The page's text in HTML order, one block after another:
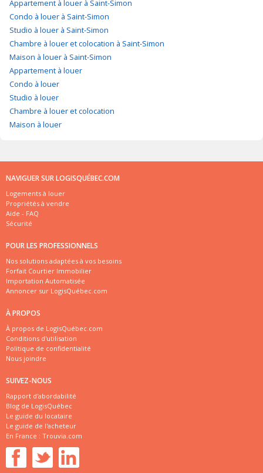
Appartement à louer à Saint-Simon
Condo à louer à Saint-Simon
Studio à louer à Saint-Simon
Chambre à louer et colocation à Saint-Simon
Maison à louer à Saint-Simon
Appartement à louer
Condo à louer
Studio à louer
Chambre à louer et colocation
Maison à louer
NAVIGUER SUR LOGISQUÉBEC.COM
Logements à louer
Propriétés à vendre
Aide - FAQ
Sécurité
POUR LES PROFESSIONNELS
Nos solutions adaptées à vos besoins
Forfait Courtier Immobilier
Importation Automatisée
Annoncer sur LogisQuébec.com
À PROPOS
À propos de LogisQuébec.com
Conditions d'utilisation
Politique de confidentialité
Nous joindre
SUIVEZ-NOUS
Rapport d'abordabilité
Blog de LogisQuébec
Le guide du locataire
Le guide de l'acheteur
En France : Trouvia.com